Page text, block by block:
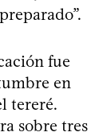
fue
en
tereré.
sobre tres